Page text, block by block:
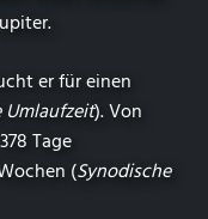
er für einen
Umlaufzeit). Von
Tage
(Synodische